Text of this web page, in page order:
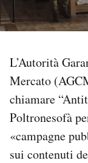
I MIEI
SHOP
AREA
L’Autorità
Mercato
chiamare
Poltronesofà
«campagne
sui contenuti